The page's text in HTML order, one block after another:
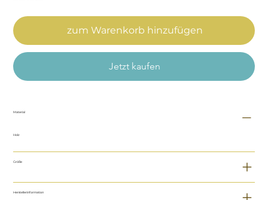
zum Warenkorb hinzufügen
Jetzt kaufen
Material
Holz
Größe
Herstellerinformation